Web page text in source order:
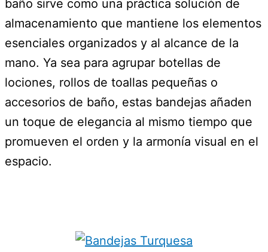
baño sirve como una práctica solución de
almacenamiento que mantiene los elementos
esenciales organizados y al alcance de la
mano. Ya sea para agrupar botellas de
lociones, rollos de toallas pequeñas o
accesorios de baño, estas bandejas añaden
un toque de elegancia al mismo tiempo que
promueven el orden y la armonía visual en el
espacio.